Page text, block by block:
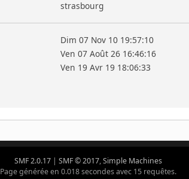
strasbourg
Dim 07 Nov 10 19:57:10
Ven 07 Août 26 16:46:16
Ven 19 Avr 19 18:06:33
SMF 2.0.17| SMF © 2017,Simple Machines
Page générée en 0.018 secondes avec 15 requêtes.